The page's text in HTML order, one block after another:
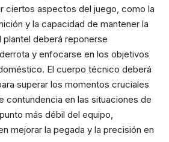
ciertos aspectos del juego, como la
y la capacidad de mantener la
plantel deberá reponerse
y enfocarse en los objetivos
El cuerpo técnico deberá
superar los momentos cruciales
contundencia en las situaciones de
más débil del equipo,
mejorar la pegada y la precisión en